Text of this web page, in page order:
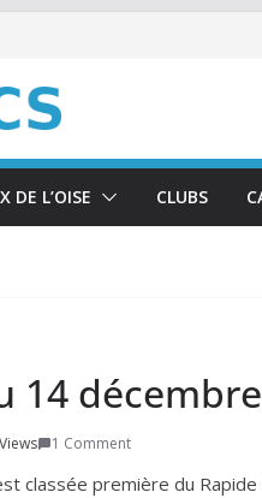
DE L’OISE CLUBS
14
1 Comment
classée première du